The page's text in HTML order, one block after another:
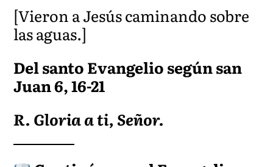
[Vieron a Jesús caminando sobre
las aguas.]
Del santo Evangelio según san
Juan 6, 16-21
R. Gloria a ti, Señor.